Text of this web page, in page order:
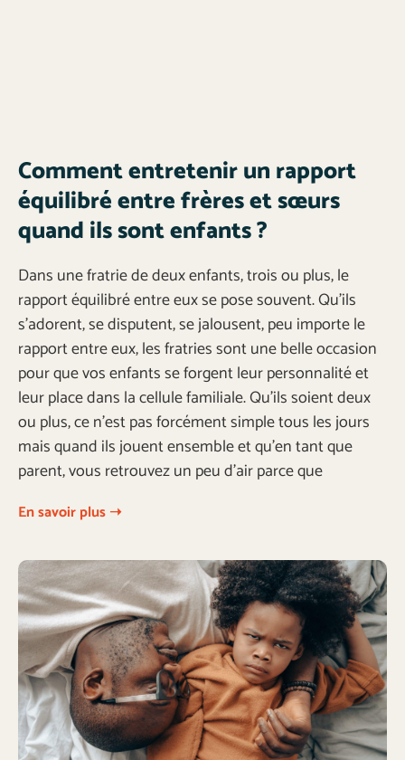
Comment entretenir un rapport
équilibré entre frères et sœurs
quand ils sont enfants ?
Dans une fratrie de deux enfants, trois ou plus, le
rapport équilibré entre eux se pose souvent. Qu’ils
s’adorent, se disputent, se jalousent, peu importe le
rapport entre eux, les fratries sont une belle occasion
pour que vos enfants se forgent leur personnalité et
leur place dans la cellule familiale. Qu’ils soient deux
ou plus, ce n’est pas forcément simple tous les jours
mais quand ils jouent ensemble et qu’en tant que
parent, vous retrouvez un peu d’air parce que
En savoir plus ➝